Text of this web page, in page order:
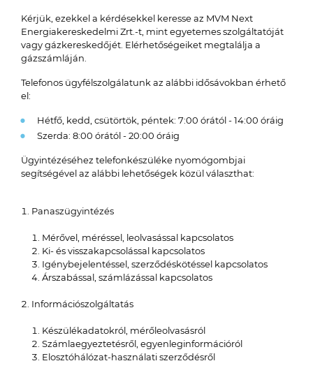
Kérjük, ezekkel a kérdésekkel keresse az MVM Next
Energiakereskedelmi Zrt.-t, mint egyetemes szolgáltatóját
vagy gázkereskedőjét. Elérhetőségeiket megtalálja a
gázszámláján.
Telefonos ügyfélszolgálatunk az alábbi idősávokban érhető
el:
Hétfő, kedd, csütörtök, péntek: 7:00 órától - 14:00 óráig
Szerda: 8:00 órától - 20:00 óráig
Ügyintézéséhez telefonkészüléke nyomógombjai
segítségével az alábbi lehetőségek közül választhat:
Panaszügyintézés
Mérővel, méréssel, leolvasással kapcsolatos
Ki- és visszakapcsolással kapcsolatos
Igénybejelentéssel, szerződéskötéssel kapcsolatos
Árszabással, számlázással kapcsolatos
Információszolgáltatás
Készülékadatokról, mérőleolvasásról
Számlaegyeztetésről, egyenleginformációról
Elosztóhálózat-használati szerződésről